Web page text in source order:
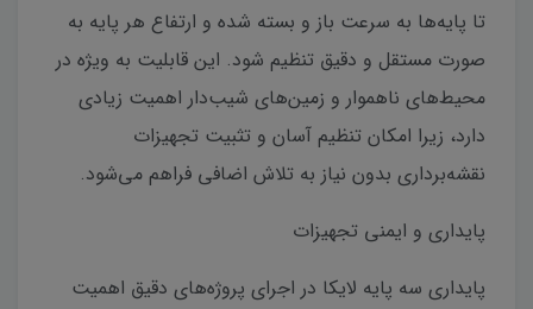
تا پایه‌ها به سرعت باز و بسته شده و ارتفاع هر پایه به
صورت مستقل و دقیق تنظیم شود. این قابلیت به ویژه در
محیط‌های ناهموار و زمین‌های شیب‌دار اهمیت زیادی
دارد، زیرا امکان تنظیم آسان و تثبیت تجهیزات
نقشه‌برداری بدون نیاز به تلاش اضافی فراهم می‌شود.
پایداری و ایمنی تجهیزات
پایداری سه پایه لایکا در اجرای پروژه‌های دقیق اهمیت